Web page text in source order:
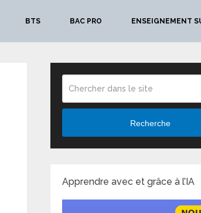
BTS BAC PRO ENSEIGNEMENT
Recherche
Apprendre avec et grâce à l’IA